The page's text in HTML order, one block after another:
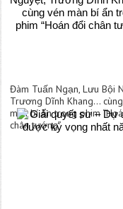
Đàm Tuấn Ngạn, Lưu Bội
Trương Dĩnh Khang…
màn bí ẩn trong phim
chân tướng”